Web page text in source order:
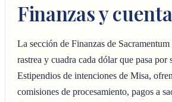
Finanzas y
La sección de Finanzas de Sacramentum
rastrea y cuadra cada dólar que pasa por
Estipendios de intenciones de Misa,
comisiones de procesamiento, pagos a